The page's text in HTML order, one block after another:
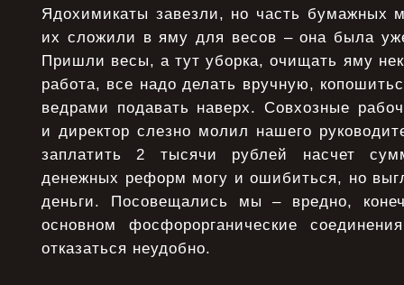
Ядохимикаты завезли, но часть бумажных
их сложили в яму для весов – она была
Пришли весы, а тут уборка, очищать яму
работа, все надо делать вручную,
ведрами подавать наверх. Совхозные
и директор слезно молил нашего
заплатить 2 тысячи рублей насчет
денежных реформ могу и ошибиться, но
деньги. Посовещались мы – вредно,
основном фосфорорганические
отказаться неудобно.